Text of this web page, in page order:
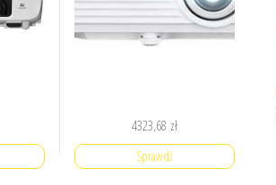
4323,68 zł
Sprawdź